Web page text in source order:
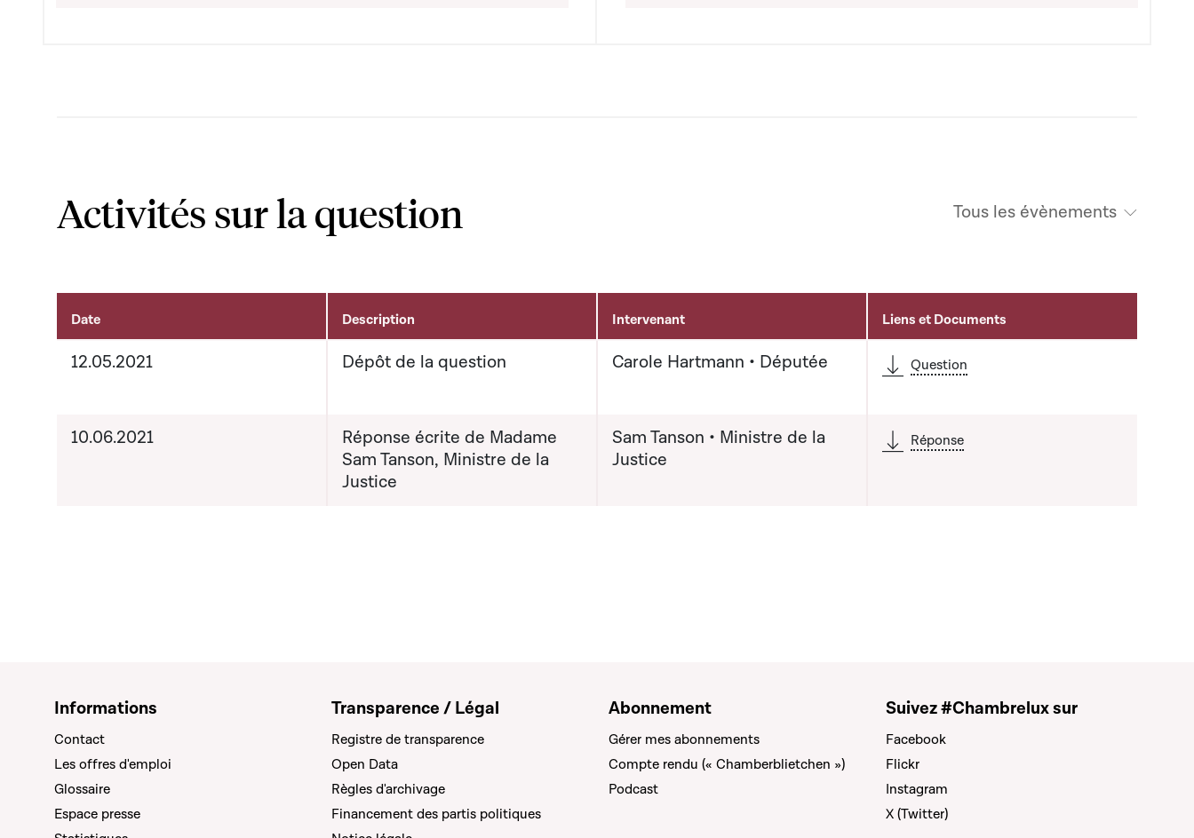
Activités sur la question Tous les évènements
Activités liées au dossier
Date Description Intervenant Liens et Documents
12.05.2021 Dépôt de la question Carole Hartmann • Députée Question
10.06.2021
Réponse écrite de Madame
Sam Tanson, Ministre de la
Justice
Sam Tanson • Ministre de la
Justice
Réponse
Informations
Contact
Les offres d'emploi
Glossaire
Espace presse
Transparence / Légal
Registre de transparence
Open Data
Règles d'archivage
Financement des partis politiques
Abonnement
Gérer mes abonnements
Compte rendu (« Chamberblietchen »)
Podcast
Suivez #Chambrelux sur
Facebook
Flickr
Instagram
X (Twitter)